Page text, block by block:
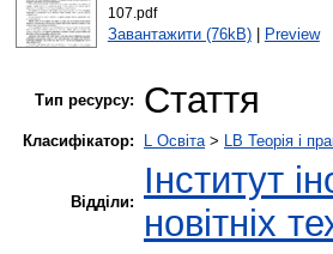
107.pdf
Завантажити (76kB)| Preview
Тип ресурсу: Стаття
Класифікатор: L Освіта> LB Теорія і
Відділи:
Інститут
новітніх